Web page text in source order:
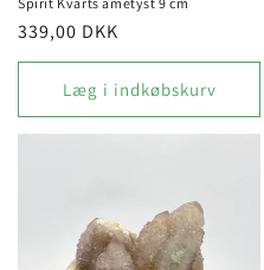
Normalpris
339,00 DKK
Læg i indkøbskurv